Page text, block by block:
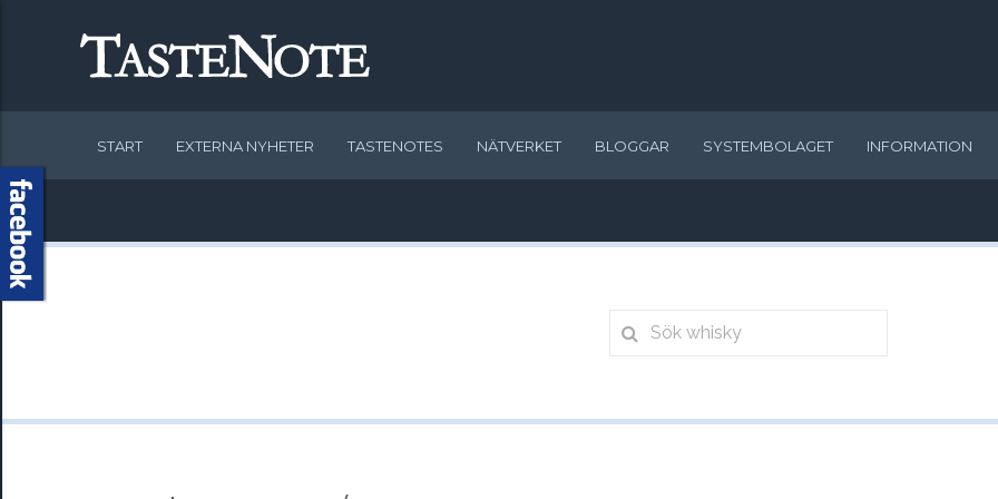
START EXTERNA NYHETER TASTENOTES NÄTVERKET BLOGGAR SYSTEMBOLAGET INFORMATION